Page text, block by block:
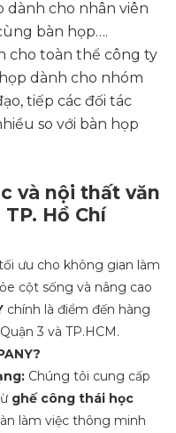
dành cho nhân viên
bàn họp….
cho toàn thể công ty
dành cho nhóm
tiếp các đối tác
so với bàn họp
và nội thất văn
Hồ Chí
ưu cho không gian làm
cột sống và nâng cao
chính là điểm đến hàng
3 và TP.HCM.
Chúng tôi cung cấp
ghế công thái học
làm việc thông minh